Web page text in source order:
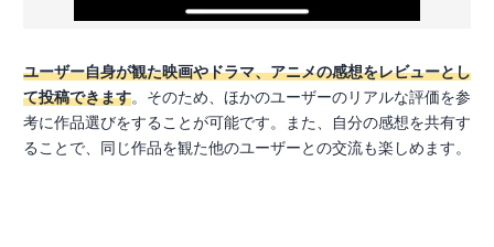
ユーザー自身が観た映画やドラマ、アニメの感想をレビューとし
て投稿できます。そのため、ほかのユーザーのリアルな評価を参
考に作品選びをすることが可能です。また、自分の感想を共有す
ることで、同じ作品を観た他のユーザーとの交流も楽しめます。